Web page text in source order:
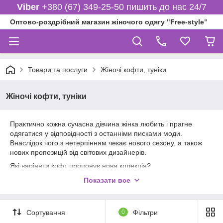
Viber+380 (67) 349-25-50 пишить до нас 24/7
Оптово-роздрібний магазин жіночого одягу "Free-style"
Товари та послуги Жіночі кофти, туніки
Жіночі кофти, туніки
Практично кожна сучасна дівчина жінка любить і прагне
одягатися у відповідності з останніми писками моди.
Внаслідок чого з нетерпінням чекає нового сезону, а також
нових пропозицій від світових дизайнерів.
Які варіанти кофт пропонує нова колекція?
Класична, кофта - її основою є абсолютно всі види
застібка на гудзиках або на блискавці.
Кофти з наявністю високої горловини - це не тільки зручна,
Показати все
Сортування 0 Фільтри